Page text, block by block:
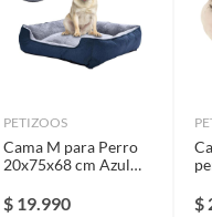
PETIZOOS
Cama M para Perro
20x75x68 cm Azul
$ 19.990 $